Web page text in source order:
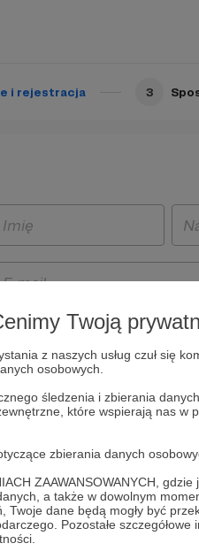
Twoją
z naszych usług czuł się
osobowych.
śledzenia i zbierania
które wspierają nas w
zbierania danych
ZAAWANSOWANYCH,
a także w dowolnym
dane będą mogły być
Pozostałe
i rejestracja 3
Politykę Prywatności
* Wyrażam zgodę na
osobowych podanych w
prawidłowego świadczenia usług